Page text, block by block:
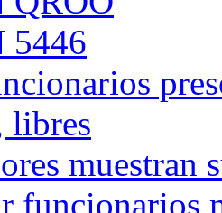
5446
libres
muestran
funcionarios